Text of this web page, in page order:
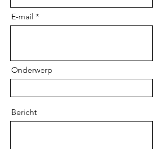
E-mail
Onderwerp
Bericht